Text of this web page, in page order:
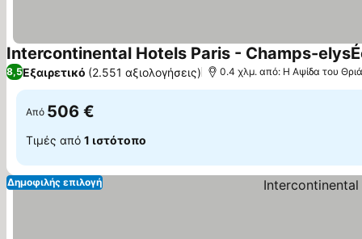
Intercontinental Hotels Paris - Champs-
8,5Εξαιρετικό (2.551 αξιολογήσεις) 0.4 χλμ. από: Η Αψίδα του
Από 506 €
Τιμές από 1 ιστότοπο
Δημοφιλής επιλογή